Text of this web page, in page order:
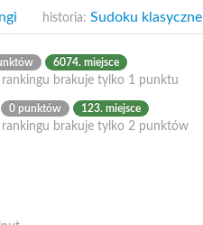
historia: Sudoku klasyczne
6074. miejsce
brakuje tylko 1 punktu
0 punktów 123. miejsce
brakuje tylko 2 punktów